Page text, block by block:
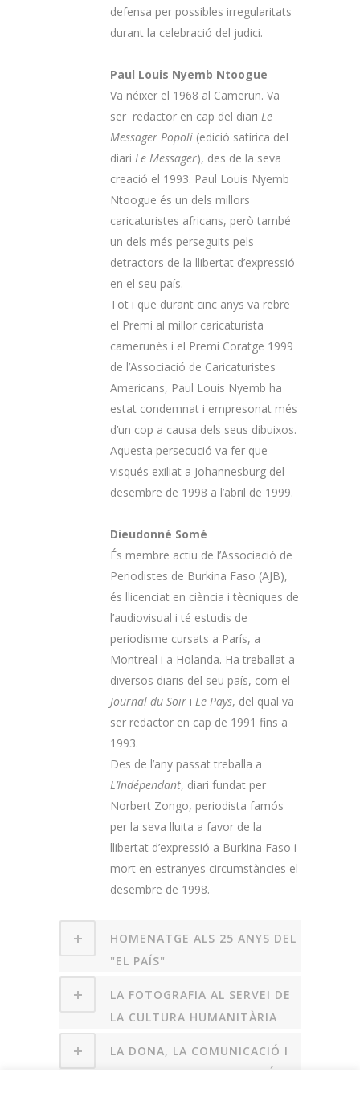
defensa per possibles irregularitats
durant la celebració del judici.
Paul Louis Nyemb Ntoogue
Va néixer el 1968 al Camerun. Va
ser redactor en cap del diari Le
Messager Popoli (edició satírica del
diari Le Messager), des de la seva
creació el 1993. Paul Louis Nyemb
Ntoogue és un dels millors
caricaturistes africans, però també
un dels més perseguits pels
detractors de la llibertat d’expressió
en el seu país.
Tot i que durant cinc anys va rebre
el Premi al millor caricaturista
camerunès i el Premi Coratge 1999
de l’Associació de Caricaturistes
Americans, Paul Louis Nyemb ha
estat condemnat i empresonat més
d’un cop a causa dels seus dibuixos.
Aquesta persecució va fer que
visqués exiliat a Johannesburg del
desembre de 1998 a l’abril de 1999.
Dieudonné Somé
És membre actiu de l’Associació de
Periodistes de Burkina Faso (AJB),
és llicenciat en ciència i tècniques de
l’audiovisual i té estudis de
periodisme cursats a París, a
Montreal i a Holanda. Ha treballat a
diversos diaris del seu país, com el
Journal du Soir i Le Pays, del qual va
ser redactor en cap de 1991 fins a
1993.
Des de l’any passat treballa a
L’Indépendant, diari fundat per
Norbert Zongo, periodista famós
per la seva lluita a favor de la
llibertat d’expressió a Burkina Faso i
mort en estranyes circumstàncies el
desembre de 1998.
HOMENATGE ALS 25 ANYS DEL
"EL PAÍS"
LA FOTOGRAFIA AL SERVEI DE
LA CULTURA HUMANITÀRIA
LA DONA, LA COMUNICACIÓ I
LA LLIBERTAT D'EXPRESSIÓ